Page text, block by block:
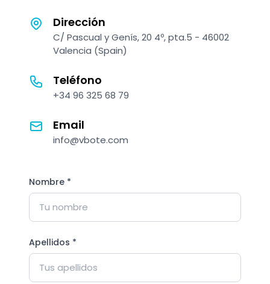
Dirección
C/ Pascual y Genís, 20 4º, pta.5 - 46002
Valencia (Spain)
Teléfono
+34 96 325 68 79
Email
info@vbote.com
Nombre *
Apellidos *